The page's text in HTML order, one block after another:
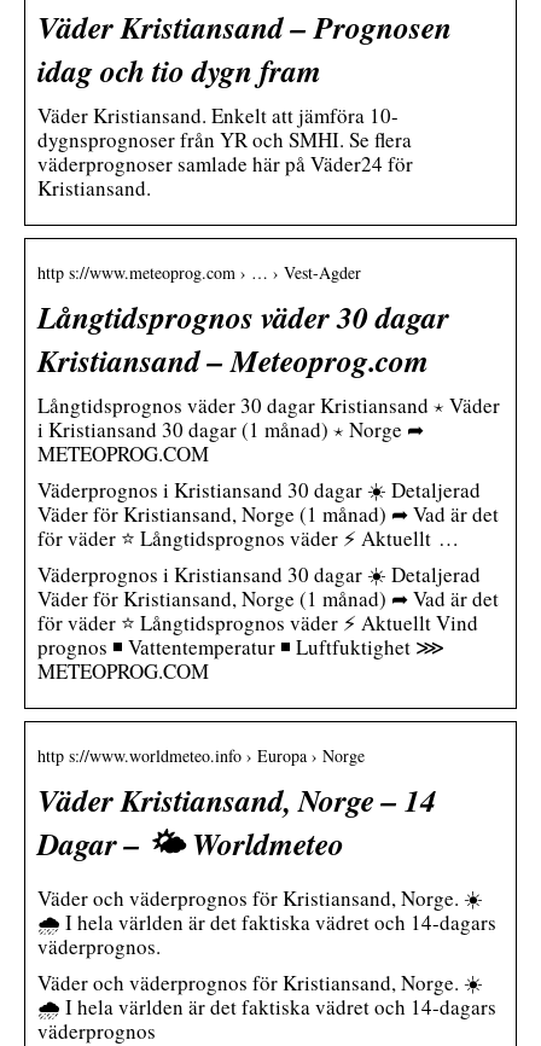
Väder Kristiansand – Prognosen
idag och tio dygn fram
Väder Kristiansand. Enkelt att jämföra 10-
dygnsprognoser från YR och SMHI. Se flera
väderprognoser samlade här på Väder24 för
Kristiansand.
http s://www.meteoprog.com › … › Vest-Agder
Långtidsprognos väder 30 dagar
Kristiansand – Meteoprog.com
Långtidsprognos väder 30 dagar Kristiansand ⋆ Väder
i Kristiansand 30 dagar (1 månad) ⋆ Norge ➦
METEOPROG.COM
Väderprognos i Kristiansand 30 dagar ☀️ Detaljerad
Väder för Kristiansand, Norge (1 månad) ➦ Vad är det
för väder ⭐ Långtidsprognos väder ⚡ Aktuellt …
Väderprognos i Kristiansand 30 dagar ☀️ Detaljerad
Väder för Kristiansand, Norge (1 månad) ➦ Vad är det
för väder ⭐ Långtidsprognos väder ⚡ Aktuellt Vind
prognos ◾ Vattentemperatur ◾ Luftfuktighet ⋙
METEOPROG.COM
http s://www.worldmeteo.info › Europa › Norge
Väder Kristiansand, Norge – 14
Dagar – 🌤️ Worldmeteo
Väder och väderprognos för Kristiansand, Norge. ☀️
🌧️ I hela världen är det faktiska vädret och 14-dagars
väderprognos.
Väder och väderprognos för Kristiansand, Norge. ☀️
🌧️ I hela världen är det faktiska vädret och 14-dagars
väderprognos